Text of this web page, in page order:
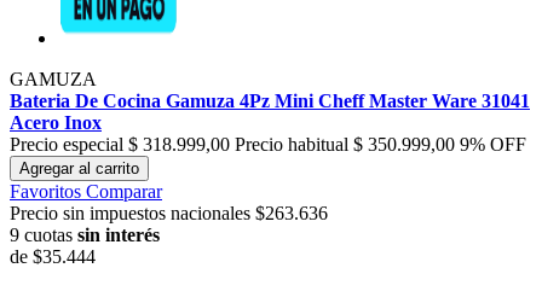
GAMUZA
Bateria De Cocina Gamuza 4Pz Mini Cheff Master Ware 31041
Acero Inox
Precio especial $ 318.999,00 Precio habitual $ 350.999,00 9% OFF
Agregar al carrito
Favoritos Comparar
Precio sin impuestos nacionales $263.636
9 cuotas sin interés
de $35.444